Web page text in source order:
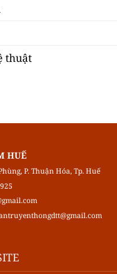
thuật
HUẾ
P. Thuận Hóa, Tp. Huế